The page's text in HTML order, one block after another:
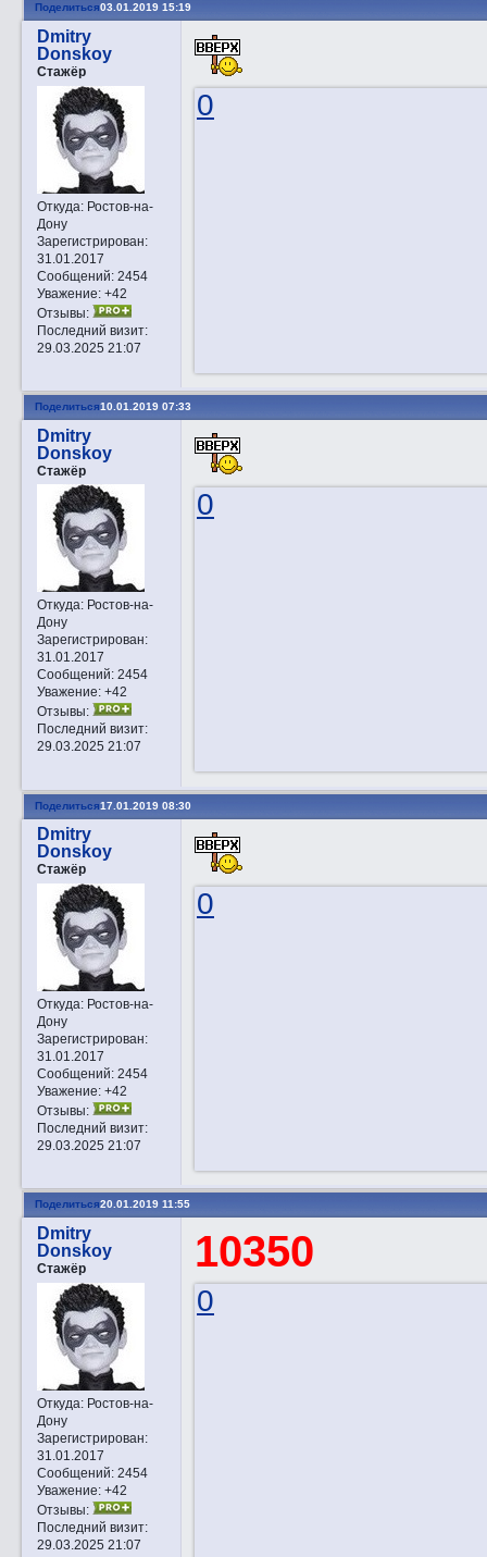
Поделиться03.01.2019 15:19
Dmitry
Donskoy
Стажёр
Откуда:Ростов-на-
Дону
Зарегистрирован:
31.01.2017
Сообщений:2454
Уважение: +42
Отзывы:
Последний визит:
29.03.2025 21:07
0
Поделиться10.01.2019 07:33
Dmitry
Donskoy
Стажёр
Откуда:Ростов-на-
Дону
Зарегистрирован:
31.01.2017
Сообщений:2454
Уважение: +42
Отзывы:
Последний визит:
29.03.2025 21:07
0
Поделиться17.01.2019 08:30
Dmitry
Donskoy
Стажёр
Откуда:Ростов-на-
Дону
Зарегистрирован:
31.01.2017
Сообщений:2454
Уважение: +42
Отзывы:
Последний визит:
29.03.2025 21:07
0
Поделиться20.01.2019 11:55
Dmitry
Donskoy
Стажёр
Откуда:Ростов-на-
Дону
Зарегистрирован:
31.01.2017
Сообщений:2454
Уважение: +42
Отзывы:
Последний визит:
29.03.2025 21:07
10350
0